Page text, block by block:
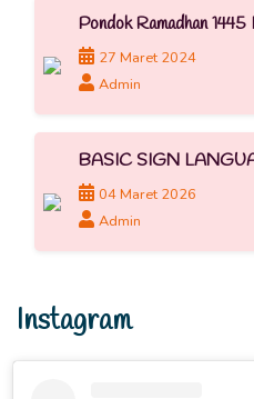
Pondok Ramadhan 1445
27 Maret 2024
Admin
BASIC SIGN
04 Maret 2026
Admin
Instagram